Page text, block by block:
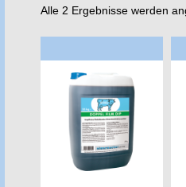
Alle 2 Ergebnisse werden